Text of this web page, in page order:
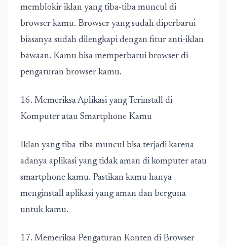
memblokir iklan yang tiba-tiba muncul di
browser kamu. Browser yang sudah diperbarui
biasanya sudah dilengkapi dengan fitur anti-iklan
bawaan. Kamu bisa memperbarui browser di
pengaturan browser kamu.
16. Memeriksa Aplikasi yang Terinstall di
Komputer atau Smartphone Kamu
Iklan yang tiba-tiba muncul bisa terjadi karena
adanya aplikasi yang tidak aman di komputer atau
smartphone kamu. Pastikan kamu hanya
menginstall aplikasi yang aman dan berguna
untuk kamu.
17. Memeriksa Pengaturan Konten di Browser